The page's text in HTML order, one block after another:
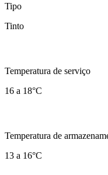
Tipo
Tinto
Temperatura de serviço
16 a 18°C
Temperatura de
13 a 16°C